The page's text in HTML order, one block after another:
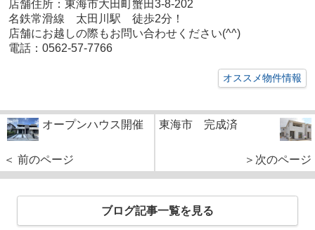
店舗住所：東海市大田町蟹田3-8-202
名鉄常滑線 太田川駅 徒歩2分！
店舗にお越しの際もお問い合わせください(^^)
電話：0562-57-7766
オススメ物件情報
オープンハウス開催
＜ 前のページ
東海市 完成済
＞次のページ
ブログ記事一覧を見る